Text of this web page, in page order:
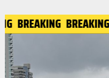
BREAKING BREAKING